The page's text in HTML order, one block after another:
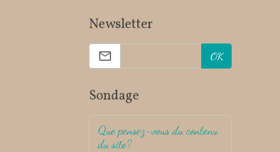
Newsletter
OK
Sondage
Que pensez-vous du contenu
du site?